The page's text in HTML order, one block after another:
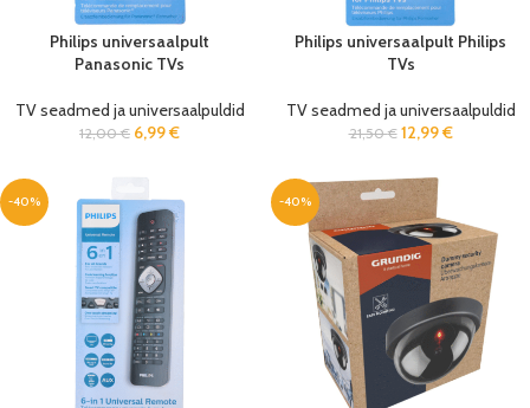
Philips universaalpult
Panasonic TVs
TV seadmed ja universaalpuldid
12,00€ 6,99€
Philips universaalpult Philips
TVs
TV seadmed ja universaalpuldid
21,50€ 12,99€
-40% -40%